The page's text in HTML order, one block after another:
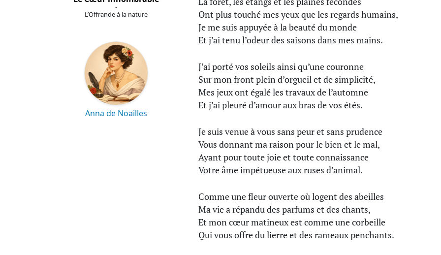
-
L’Offrande à la nature
Anna de Noailles
Ont plus touché mes yeux que les regards humains,
Je me suis appuyée à la beauté du monde
Et j’ai tenu l’odeur des saisons dans mes mains.
J’ai porté vos soleils ainsi qu’une couronne
Sur mon front plein d’orgueil et de simplicité,
Mes jeux ont égalé les travaux de l’automne
Et j’ai pleuré d’amour aux bras de vos étés.
Je suis venue à vous sans peur et sans prudence
Vous donnant ma raison pour le bien et le mal,
Ayant pour toute joie et toute connaissance
Votre âme impétueuse aux ruses d’animal.
Comme une fleur ouverte où logent des abeilles
Ma vie a répandu des parfums et des chants,
Et mon cœur matineux est comme une corbeille
Qui vous offre du lierre et des rameaux penchants.